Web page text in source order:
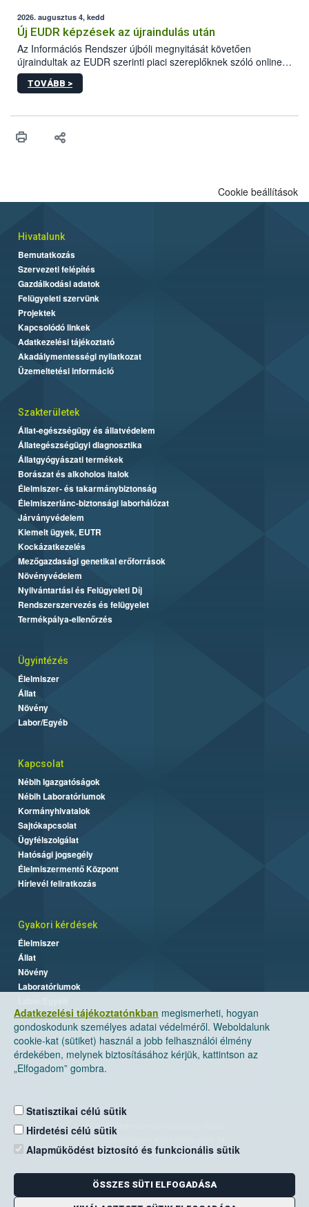
higiéniai szabályok betartása, a megfelelő hőkezelés, valamint a
maradékok szakszerű tárolása. A Nemzeti Élelmiszerlánc-
biztonsági Hivatal (Nébih) Oktatási Programja összegyűjtötte a
biztonságos grillezés legfontosabb tudnivalóit.
2026. augusztus 4, kedd
Új EUDR képzések az újraindulás után
Az Információs Rendszer újbóli megnyitását követően
újraindultak az EUDR szerinti piaci szereplőknek szóló online
képzések.
TOVÁBB >
Adatkezelési tájékoztatónkban megismerheti, hogyan
gondoskodunk személyes adatai védelméről. Weboldalunk
cookie-kat (sütiket) használ a jobb felhasználói élmény
érdekében, melynek biztosításához kérjük, kattintson az
„Elfogadom” gombra.
Statisztikai célú sütik
Hirdetési célú sütik
Alapműködést biztosító és funkcionális sütik
ÖSSZES SÜTI ELFOGADÁSA
Cookie beállítások
Hivatalunk
Bemutatkozás
Szervezeti felépítés
Gazdálkodási adatok
Felügyeleti szervünk
Projektek
Kapcsolódó linkek
Adatkezelési tájékoztató
Akadálymentességi nyilatkozat
Üzemeltetési információ
Szakterületek
Állat-egészségügy és állatvédelem
Állategészségügyi diagnosztika
Állatgyógyászati termékek
Borászat és alkoholos italok
Élelmiszer- és takarmánybiztonság
Élelmiszerlánc-biztonsági laborhálózat
Járványvédelem
Kiemelt ügyek, EUTR
Kockázatkezelés
Mezőgazdasági genetikai erőforrások
Növényvédelem
Nyilvántartási és Felügyeleti Díj
Rendszerszervezés és felügyelet
Termékpálya-ellenőrzés
Ügyintézés
Élelmiszer
Állat
Növény
Labor/Egyéb
Kapcsolat
Nébih Igazgatóságok
Nébih Laboratóriumok
Kormányhivatalok
Sajtókapcsolat
Ügyfélszolgálat
Hatósági jogsegély
Élelmiszermentő Központ
Hírlevél feliratkozás
Gyakori kérdések
Élelmiszer
Állat
Növény
Laboratóriumok
Nemzeti Élelmiszerlánc-biztonsági Hivatal
Levelezési cím: 1525 Budapest. Pf. 30.
E-mail:ugyfelszolgalat@nebih.gov.hu
Zöld szám: 06-80/263-244